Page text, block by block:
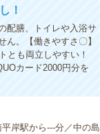
！
配膳、トイレや入浴サ
。【働きやすさ〇】
とも両立しやすい！
カード2000円分を
岸駅から---分／中の島